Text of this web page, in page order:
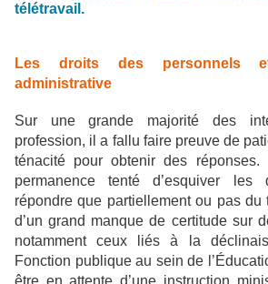
télétravail.
Les droits des personnels
administrative
Sur une grande majorité des
profession, il a fallu faire preuve de
ténacité pour obtenir des
permanence tenté d’esquiver les
répondre que partiellement ou pas du
d’un grand manque de certitude sur
notamment ceux liés à la
Fonction publique au sein de
être en attente d’une instruction